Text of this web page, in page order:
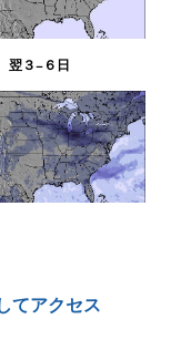
翌３−６日
てアクセス